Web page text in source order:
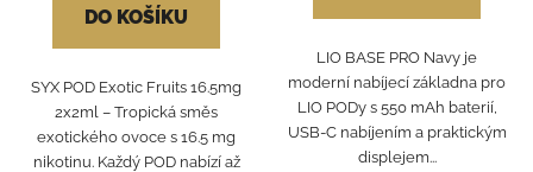
DO KOŠÍKU
SYX POD Exotic Fruits 16.5mg
2x2ml – Tropická směs
exotického ovoce s 16.5 mg
nikotinu. Každý POD nabízí až
LIO BASE PRO Navy je
moderní nabíjecí základna pro
LIO PODy s 550 mAh baterií,
USB-C nabíjením a praktickým
displejem...